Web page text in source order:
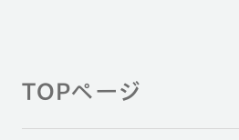
TOPページ